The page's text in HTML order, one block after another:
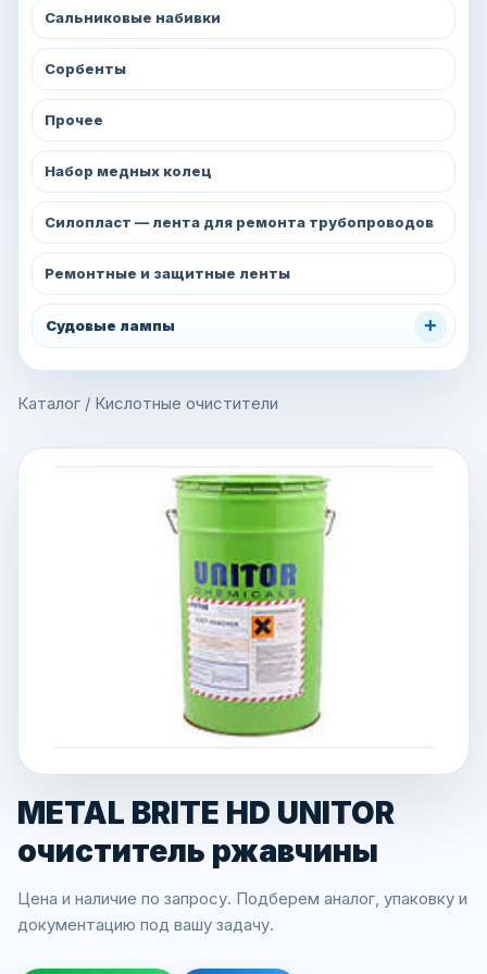
Сальниковые набивки
Сорбенты
Прочее
Набор медных колец
Силопласт — лента для ремонта трубопроводов
Ремонтные и защитные ленты
Судовые лампы +
Каталог / Кислотные очистители
METAL BRITE HD UNITOR
очиститель ржавчины
Цена и наличие по запросу. Подберем аналог, упаковку и
документацию под вашу задачу.